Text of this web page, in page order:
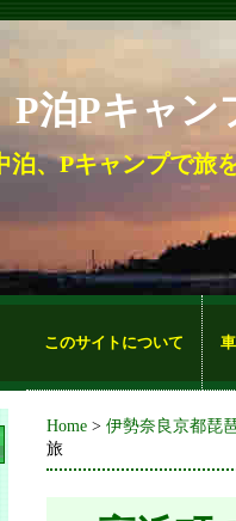
P泊Pキャン
泊、Pキャンプで旅
このサイトについて
Home > 伊勢奈良京都琵
旅